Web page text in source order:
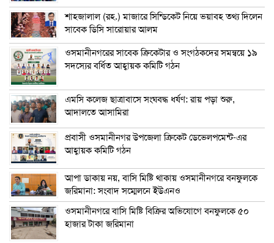
শাহজালাল (রহ.) মাজারে সিন্ডিকেট নিয়ে ভয়াবহ তথ্য দিলেন
সাবেক ডিসি সারোয়ার আলম
ওসমানীনগরের সাবেক ক্রিকেটার ও সংগঠকদের সমন্বয়ে ১৯
সদস্যের বর্ধিত আহ্বায়ক কমিটি গঠন
এম‌সি কলেজ ছাত্রাবাসে সংঘবদ্ধ ধর্ষণ: রায় পড়া শুরু,
আদালতে আসামিরা
প্রবাসী ওসমানীনগর উপজেলা ক্রিকেট ডেভেলপমেন্ট-এর
আহ্বায়ক কমিটি গঠন
আপা ডাকায় নয়, বাসি মিষ্টি থাকায় ওসমানীনগরে বনফুলকে
জরিমানা: সংবাদ সম্মেলনে ইউএনও
ওসমানীনগরে বাসি মিষ্টি বিক্রির অভিযোগে বনফুলকে ৫০
হাজার টাকা জরিমানা